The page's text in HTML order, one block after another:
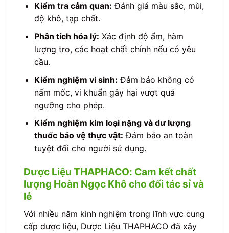
Kiểm tra cảm quan: Đánh giá màu sắc, mùi,
độ khô, tạp chất.
Phân tích hóa lý: Xác định độ ẩm, hàm
lượng tro, các hoạt chất chính nếu có yêu
cầu.
Kiểm nghiệm vi sinh: Đảm bảo không có
nấm mốc, vi khuẩn gây hại vượt quá
ngưỡng cho phép.
Kiểm nghiệm kim loại nặng và dư lượng
thuốc bảo vệ thực vật: Đảm bảo an toàn
tuyệt đối cho người sử dụng.
Dược Liệu THAPHACO: Cam kết chất
lượng Hoàn Ngọc Khô cho đối tác sỉ và
lẻ
Với nhiều năm kinh nghiệm trong lĩnh vực cung
cấp dược liệu, Dược Liệu THAPHACO đã xây